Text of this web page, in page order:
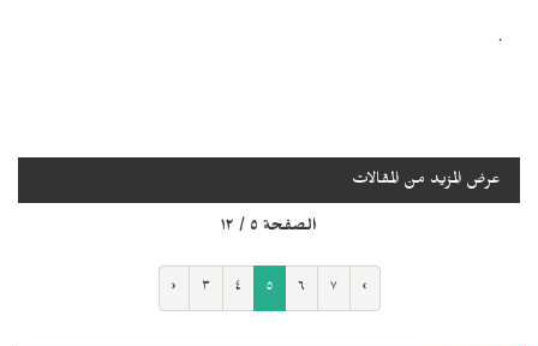
.
عرض المزيد من المقالات
الصفحة ٥ / ١٢
‹ ٣ ٤ ٥ ٦ ٧ ›